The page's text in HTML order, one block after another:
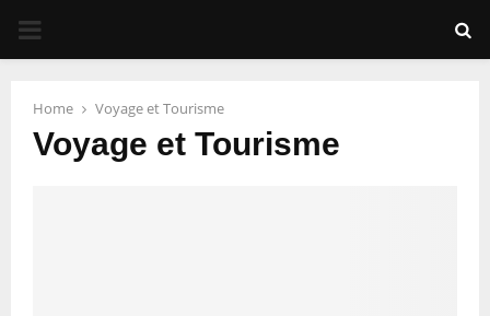
PRIMARY
Home Voyage et Tourisme
Voyage et Tourisme